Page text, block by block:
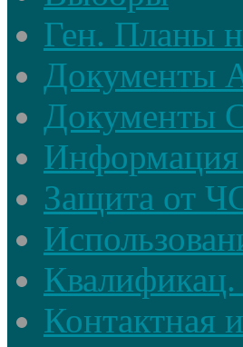
Ген. Планы
Документы
Документы
Информация
Защита от
Квалификац.
Контактная